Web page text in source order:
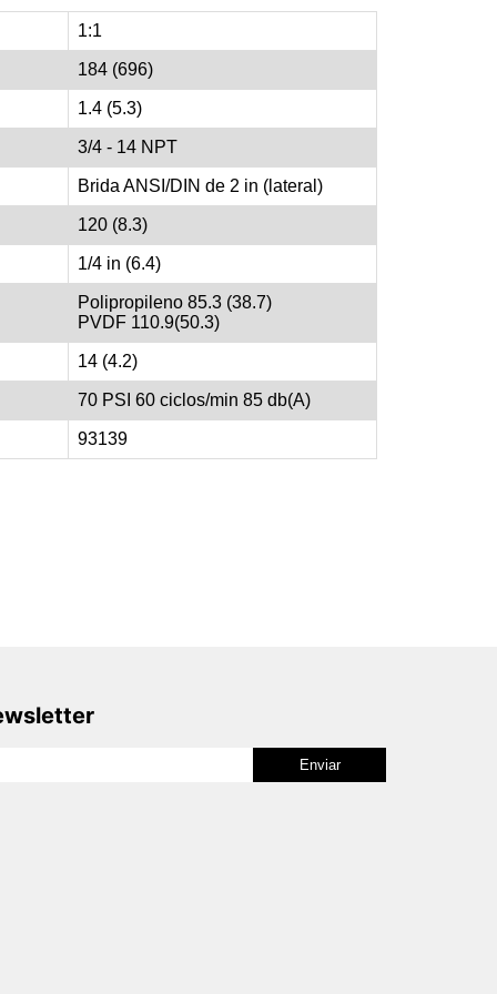
1:1
184 (696)
1.4 (5.3)
3/4 - 14 NPT
Brida ANSI/DIN de 2 in (lateral)
120 (8.3)
1/4 in (6.4)
Polipropileno 85.3 (38.7)
PVDF 110.9(50.3)
14 (4.2)
70 PSI 60 ciclos/min 85 db(A)
93139